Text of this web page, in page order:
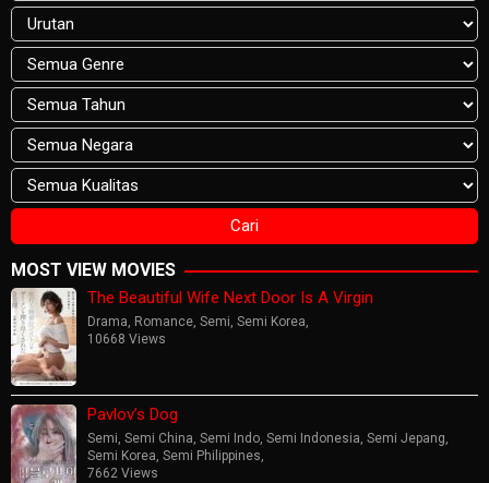
MOST VIEW MOVIES
The Beautiful Wife Next Door Is A Virgin
Drama, Romance, Semi, Semi Korea,
10668 Views
Pavlov’s Dog
Semi, Semi China, Semi Indo, Semi Indonesia, Semi Jepang,
Semi Korea, Semi Philippines,
7662 Views